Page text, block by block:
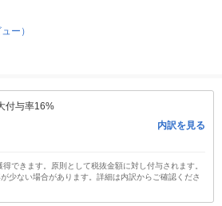
ー）
付与率16%
内訳を見る
できます。原則として税抜金額に対し付与されます。
少ない場合があります。詳細は内訳からご確認くださ